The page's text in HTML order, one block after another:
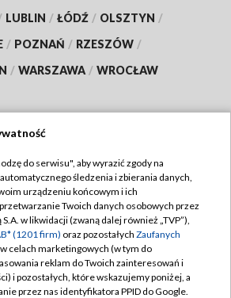
LUBLIN / ŁÓDŹ / OLSZTYN /
/ POZNAŃ / RZESZÓW /
/ WARSZAWA / WROCŁAW
TVP
TVP
Cyfrowa
Regulamin TVP
Polityka prywatności
Moje zgody
Pomoc
do serwisu", aby wyrazić zgody na
śledzenia i zbierania danych,
urządzeniu końcowym i ich
Twoich danych osobowych przez
w likwidacji (zwaną dalej również „TVP”),
(1201 firm) oraz pozostałych Zaufanych
celach marketingowych (w tym do
reklam do Twoich zainteresowań i
i pozostałych, które wskazujemy poniżej, a
przez nas identyfikatora PPID do Google.